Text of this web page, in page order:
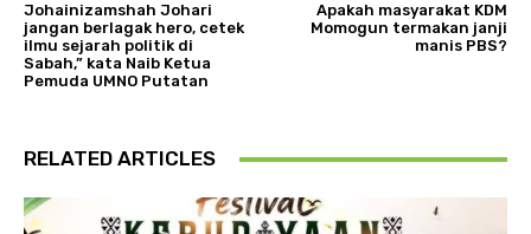
Johainizamshah Johari
jangan berlagak hero, cetek
ilmu sejarah politik di
Sabah,” kata Naib Ketua
Pemuda UMNO Putatan
Apakah masyarakat KDM
Momogun termakan janji
manis PBS?
RELATED ARTICLES